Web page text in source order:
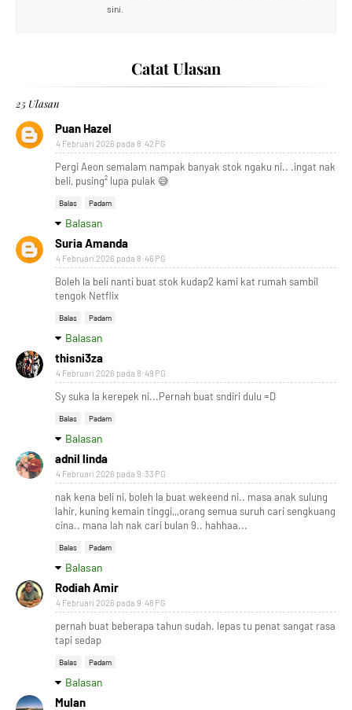
sini.
Catat Ulasan
25 Ulasan
Puan Hazel
4 Februari 2026 pada 8:42 PG
Pergi Aeon semalam nampak banyak stok ngaku ni.. .ingat nak
beli, pusing² lupa pulak 😅
Balas Padam
Balasan
Suria Amanda
4 Februari 2026 pada 8:46 PG
Boleh la beli nanti buat stok kudap2 kami kat rumah sambil
tengok Netflix
Balas Padam
Balasan
thisni3za
4 Februari 2026 pada 8:49 PG
Sy suka la kerepek ni...Pernah buat sndiri dulu =D
Balas Padam
Balasan
adnil linda
4 Februari 2026 pada 9:33 PG
nak kena beli ni, boleh la buat wekeend ni.. masa anak sulung
lahir, kuning kemain tinggi,,,orang semua suruh cari sengkuang
cina.. mana lah nak cari bulan 9.. hahhaa...
Balas Padam
Balasan
Rodiah Amir
4 Februari 2026 pada 9:48 PG
pernah buat beberapa tahun sudah. lepas tu penat sangat rasa
tapi sedap
Balas Padam
Balasan
Mulan